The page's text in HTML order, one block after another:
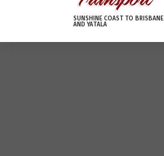
e
SUNSHINE COAST TO BRISBANE
AND YATALA